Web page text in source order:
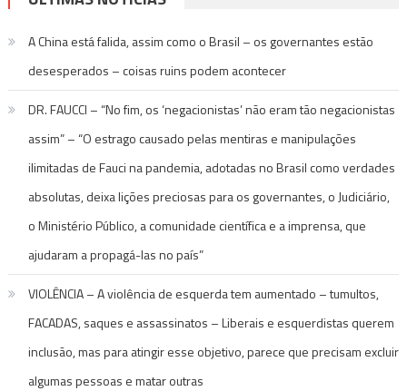
A China está falida, assim como o Brasil – os governantes estão
desesperados – coisas ruins podem acontecer
DR. FAUCCI – “No fim, os ‘negacionistas’ não eram tão negacionistas
assim” – “O estrago causado pelas mentiras e manipulações
ilimitadas de Fauci na pandemia, adotadas no Brasil como verdades
absolutas, deixa lições preciosas para os governantes, o Judiciário,
o Ministério Público, a comunidade científica e a imprensa, que
ajudaram a propagá-las no país”
VIOLÊNCIA – A violência de esquerda tem aumentado – tumultos,
FACADAS, saques e assassinatos – Liberais e esquerdistas querem
inclusão, mas para atingir esse objetivo, parece que precisam excluir
algumas pessoas e matar outras